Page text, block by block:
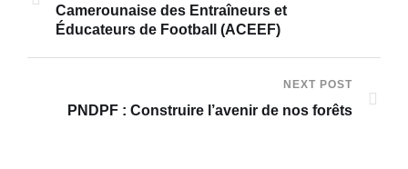
Camerounaise des Entraîneurs et
Éducateurs de Football (ACEEF)
NEXT POST
PNDPF : Construire l’avenir de nos forêts